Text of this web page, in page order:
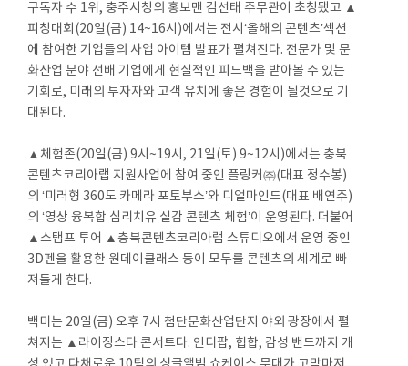
구독자 수 1위, 충주시청의 홍보맨 김선태 주무관이 초청됐고 ▲
피칭대회(20일(금) 14~16시)에서는 전시‘올해의 콘텐츠’섹션
에 참여한 기업들의 사업 아이템 발표가 펼쳐진다. 전문가 및 문
화산업 분야 선배 기업에게 현실적인 피드백을 받아볼 수 있는
기회로, 미래의 투자자와 고객 유치에 좋은 경험이 될것으로 기
대된다.
▲체험존(20일(금) 9시~19시, 21일(토) 9~12시)에서는 충북
콘텐츠코리아랩 지원사업에 참여 중인 플링커㈜(대표 정수봉)
의 ‘미러형 360도 카메라 포토부스’와 디얼마인드(대표 배연주)
의 ‘영상 융복합 심리치유 실감 콘텐츠 체험’이 운영된다. 더불어
▲스탬프 투어 ▲충북콘텐츠코리아랩 스튜디오에서 운영 중인
3D펜을 활용한 원데이클래스 등이 모두를 콘텐츠의 세계로 빠
져들게 한다.
백미는 20일(금) 오후 7시 첨단문화산업단지 야외 광장에서 펼
쳐지는 ▲라이징스타 콘서트다. 인디팝, 힙합, 감성 밴드까지 개